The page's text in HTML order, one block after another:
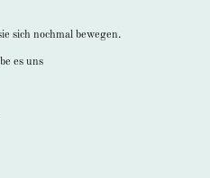
sich nochmal bewegen.
es uns